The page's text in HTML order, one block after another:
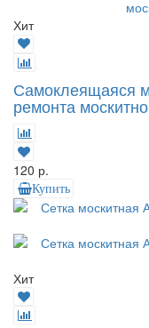
Хит
Самоклеящаяся
ремонта
120 р.
Купить
Хит